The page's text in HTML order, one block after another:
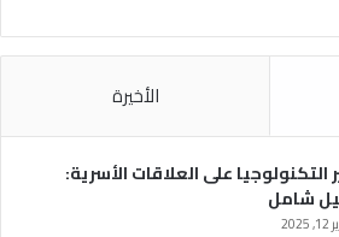
الأخيرة
التكنولوجيا على العلاقات الأسرية:
شامل